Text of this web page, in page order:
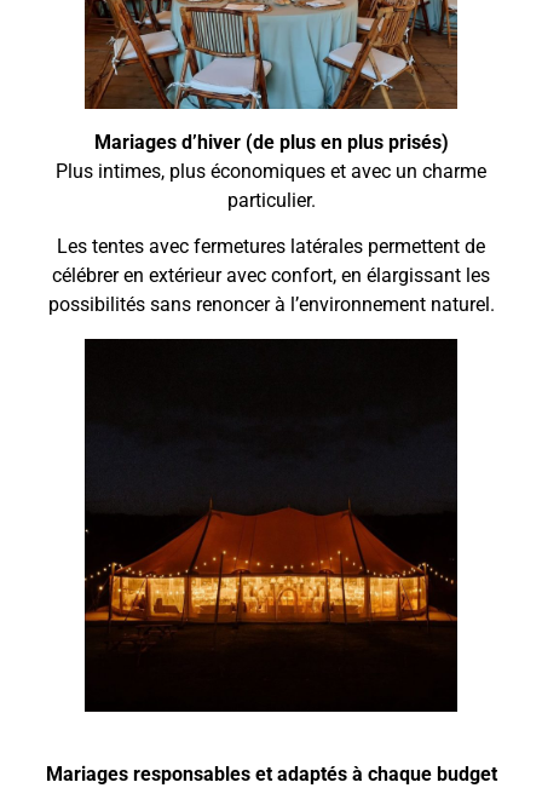
Mariages d’hiver (de plus en plus prisés)
Plus intimes, plus économiques et avec un charme
particulier.
Les tentes avec fermetures latérales permettent de
célébrer en extérieur avec confort, en élargissant les
possibilités sans renoncer à l’environnement naturel.
Mariages responsables et adaptés à chaque budget